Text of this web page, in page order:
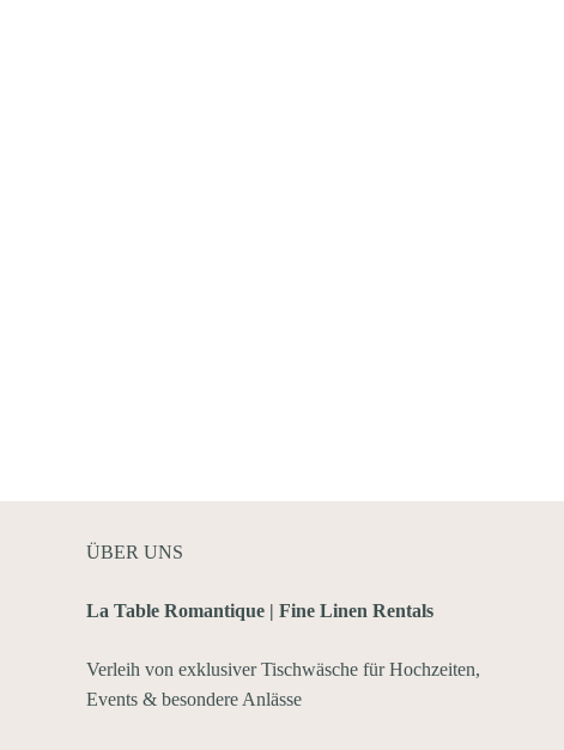
ÜBER UNS
La Table Romantique | Fine Linen Rentals
Verleih von exklusiver Tischwäsche für Hochzeiten,
Events & besondere Anlässe